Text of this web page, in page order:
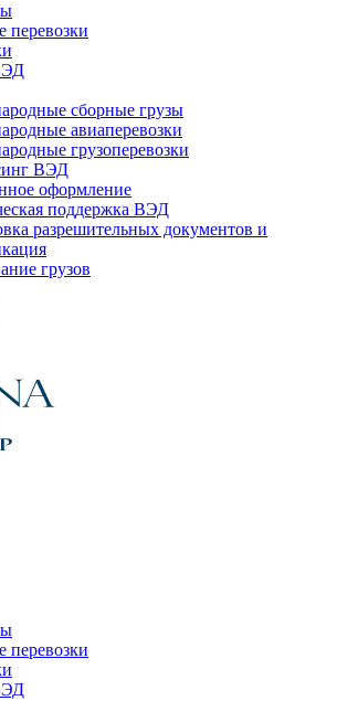
перевозки
сборные грузы
авиаперевозки
грузоперевозки
ВЭД
оформление
поддержка ВЭД
разрешительных документов и
грузов
перевозки